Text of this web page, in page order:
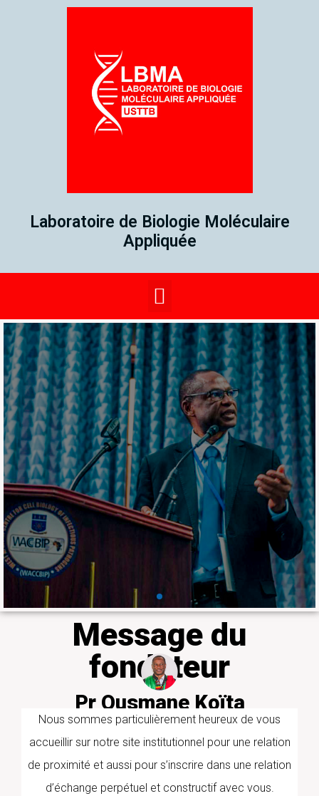
Laboratoire de Biologie Moléculaire
Appliquée
Ensemble, nous
pouvons faire briller la
recherche en
médecine tropicale et
en agriculture en
Afrique
Le Laboratoire fait partie du 𝐝𝐮 𝐡𝐚𝐮𝐭
𝐂𝐨𝐥𝐥𝐞̀𝐠𝐞 𝐝𝐞𝐬 𝐛𝐨𝐮𝐫𝐬𝐢𝐞𝐫𝐬 𝐢𝐧𝐭𝐞𝐫𝐧𝐚𝐭𝐢𝐨𝐧𝐚𝐮𝐱
𝐝𝐢𝐬𝐭𝐢𝐧𝐠𝐮𝐞́𝐬 𝐝𝐞 𝐥𝐚 𝐒𝐨𝐜𝐢𝐞́𝐭𝐞́ 𝐚𝐦𝐞́𝐫𝐢𝐜𝐚𝐢𝐧𝐞 𝐝𝐞
𝐦𝐞́𝐝𝐞𝐜𝐢𝐧𝐞 𝐭𝐫𝐨𝐩𝐢𝐜𝐚𝐥𝐞 𝐞𝐭 𝐝'𝐡𝐲𝐠𝐢𝐞̀𝐧𝐞 à travers
Professeur Ousmane Koïta
En savoir plus
Message du
fondateur
Pr Ousmane Koïta
PharmD/PhD PARASITOLOGIE
MOLECULAIRE
Nous sommes particulièrement heureux de vous
accueillir sur notre site institutionnel pour une relation
de proximité et aussi pour s’inscrire dans une relation
d’échange perpétuel et constructif avec vous.